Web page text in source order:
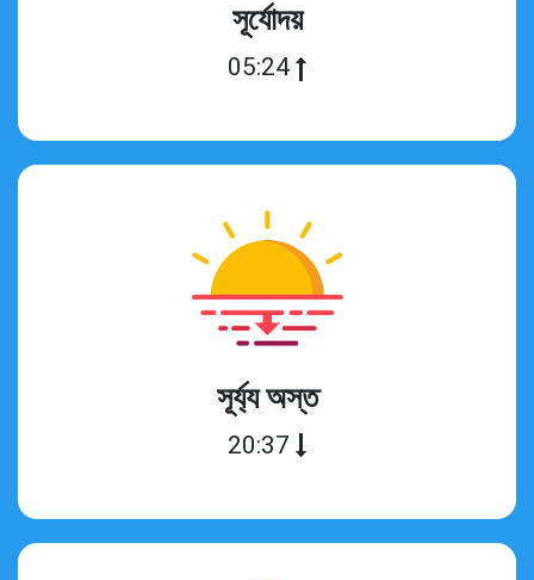
সূর্যোদয়
05:24
সূর্য্য অস্ত
20:37